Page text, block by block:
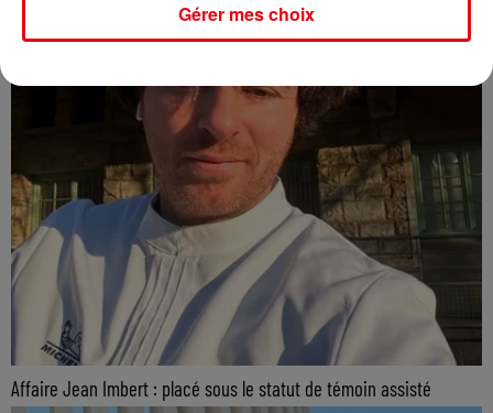
Affaire Jean Imbert : placé sous le statut de témoin assisté
Gérer mes choix